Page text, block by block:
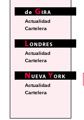
Actualidad
Cartelera
Actualidad
Cartelera
Actualidad
Cartelera